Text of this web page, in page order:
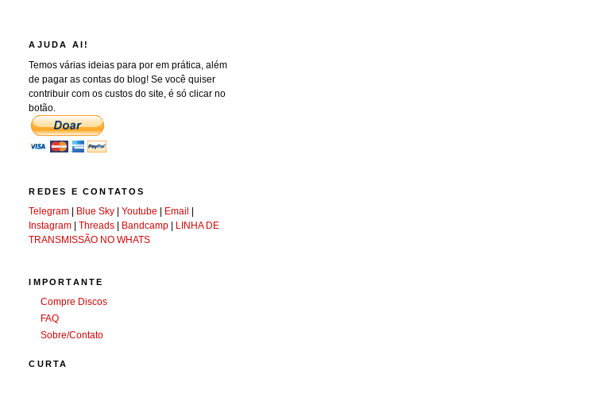
AJUDA AI!
Temos várias ideias para por em prática, além
de pagar as contas do blog! Se você quiser
contribuir com os custos do site, é só clicar no
botão.
REDES E CONTATOS
Telegram | Blue Sky |Youtube | Email |
Instagram |Threads | Bandcamp | LINHA DE
TRANSMISSÃO NO WHATS
IMPORTANTE
Compre Discos
FAQ
Sobre/Contato
CURTA